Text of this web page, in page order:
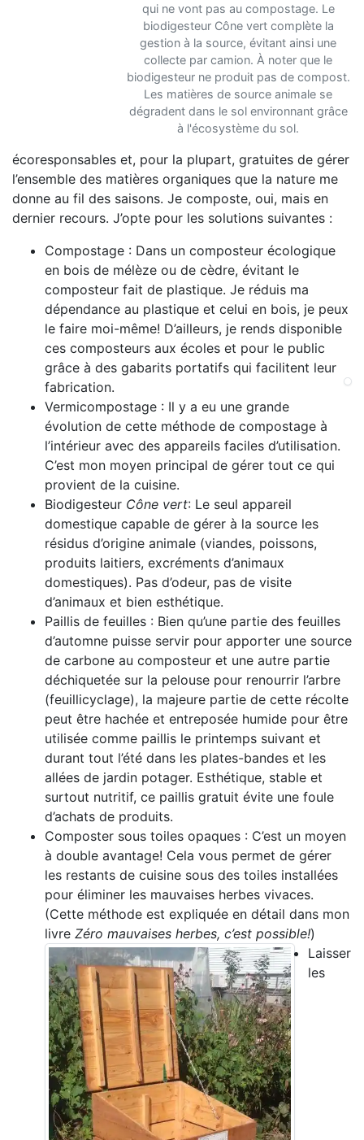
qui ne vont pas au compostage. Le
biodigesteur Cône vert complète la
gestion à la source, évitant ainsi une
collecte par camion. À noter que le
biodigesteur ne produit pas de compost.
Les matières de source animale se
dégradent dans le sol environnant grâce
à l'écosystème du sol.
écoresponsables et, pour la plupart, gratuites de gérer
l’ensemble des matières organiques que la nature me
donne au fil des saisons. Je composte, oui, mais en
dernier recours. J’opte pour les solutions suivantes :
Compostage : Dans un composteur écologique
en bois de mélèze ou de cèdre, évitant le
composteur fait de plastique. Je réduis ma
dépendance au plastique et celui en bois, je peux
le faire moi-même! D’ailleurs, je rends disponible
ces composteurs aux écoles et pour le public
grâce à des gabarits portatifs qui facilitent leur
fabrication.
Vermicompostage : Il y a eu une grande
évolution de cette méthode de compostage à
l’intérieur avec des appareils faciles d’utilisation.
C’est mon moyen principal de gérer tout ce qui
provient de la cuisine.
Biodigesteur Cône vert: Le seul appareil
domestique capable de gérer à la source les
résidus d’origine animale (viandes, poissons,
produits laitiers, excréments d’animaux
domestiques). Pas d’odeur, pas de visite
d’animaux et bien esthétique.
Paillis de feuilles : Bien qu’une partie des feuilles
d’automne puisse servir pour apporter une source
de carbone au composteur et une autre partie
déchiquetée sur la pelouse pour renourrir l’arbre
(feuillicyclage), la majeure partie de cette récolte
peut être hachée et entreposée humide pour être
utilisée comme paillis le printemps suivant et
durant tout l’été dans les plates-bandes et les
allées de jardin potager. Esthétique, stable et
surtout nutritif, ce paillis gratuit évite une foule
d’achats de produits.
Composter sous toiles opaques : C’est un moyen
à double avantage! Cela vous permet de gérer
les restants de cuisine sous des toiles installées
pour éliminer les mauvaises herbes vivaces.
(Cette méthode est expliquée en détail dans mon
livre Zéro mauvaises herbes, c’est possible!)
Laisser
les